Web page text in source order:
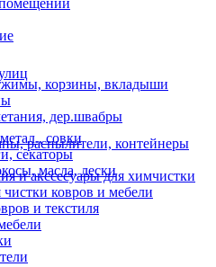
корзины, вкладыши
дер.швабры
совки
секаторы
масла, лески
распылители, контейнеры
и акссесуары для химчистки
ковров и мебели
и текстиля